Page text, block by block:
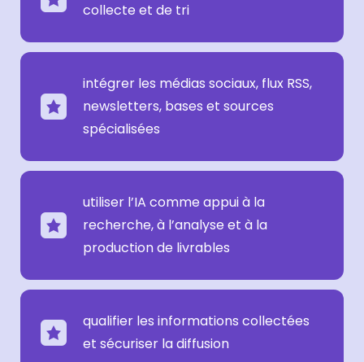
collecte et de tri
intégrer les médias sociaux, flux RSS,
newsletters, bases et sources
spécialisées
utiliser l’IA comme appui à la
recherche, à l’analyse et à la
production de livrables
qualifier les informations collectées
et sécuriser la diffusion